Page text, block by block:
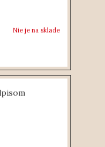
Nie je na sklade